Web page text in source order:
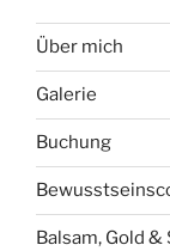
Über mich
Galerie
Buchung
Balsam, Gold